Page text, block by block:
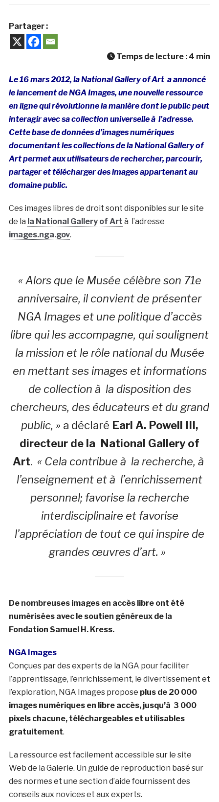
Partager :
Temps de lecture : 4 min
Le 16 mars 2012, la National Gallery of Art a annoncé
le lancement de NGA Images, une nouvelle ressource
en ligne qui révolutionne la manière dont le public peut
interagir avec sa collection universelle à l’adresse.
Cette base de données d’images numériques
documentant les collections de la National Gallery of
Art permet aux utilisateurs de rechercher, parcourir,
partager et télécharger des images appartenant au
domaine public.
Ces images libres de droit sont disponibles sur le site
de la la National Gallery of Art à l’adresse
images.nga.gov.
« Alors que le Musée célèbre son 71e
anniversaire, il convient de présenter
NGA Images et une politique d’accès
libre qui les accompagne, qui soulignent
la mission et le rôle national du Musée
en mettant ses images et informations
de collection à la disposition des
chercheurs, des éducateurs et du grand
public, » a déclaré Earl A. Powell III,
directeur de la National Gallery of
Art. « Cela contribue à la recherche, à
l’enseignement et à l’enrichissement
personnel; favorise la recherche
interdisciplinaire et favorise
l’appréciation de tout ce qui inspire de
grandes œuvres d’art. »
De nombreuses images en accès libre ont été
numérisées avec le soutien généreux de la
Fondation Samuel H. Kress.
NGA Images
Conçues par des experts de la NGA pour faciliter
l’apprentissage, l’enrichissement, le divertissement et
l’exploration, NGA Images propose plus de 20 000
images numériques en libre accès, jusqu’à 3 000
pixels chacune, téléchargeables et utilisables
gratuitement.
La ressource est facilement accessible sur le site
Web de la Galerie. Un guide de reproduction basé sur
des normes et une section d’aide fournissent des
conseils aux novices et aux experts.